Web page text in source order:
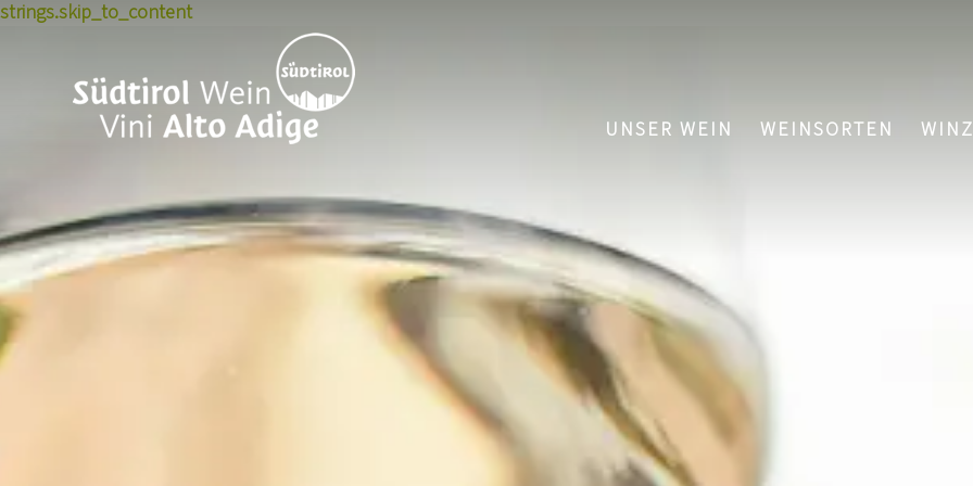
strings.skip_to_content
UNSER WEIN WEINSORTEN